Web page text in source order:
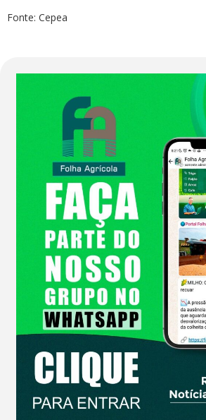
Fonte: Cepea